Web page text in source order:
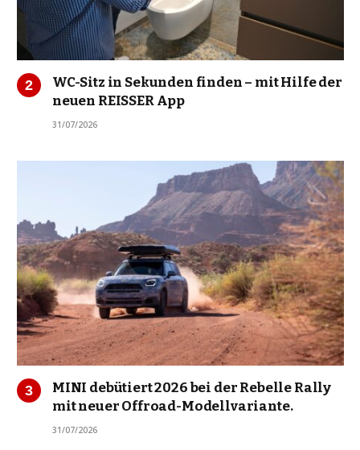
WC-Sitz in Sekunden finden – mit Hilfe der
neuen REISSER App
31/07/2026
MINI debütiert 2026 bei der Rebelle Rally
mit neuer Offroad-Modellvariante.
31/07/2026